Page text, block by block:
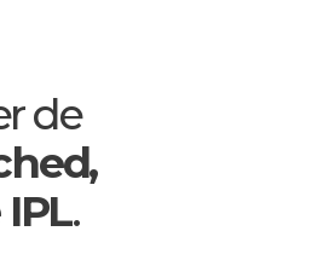
de
.